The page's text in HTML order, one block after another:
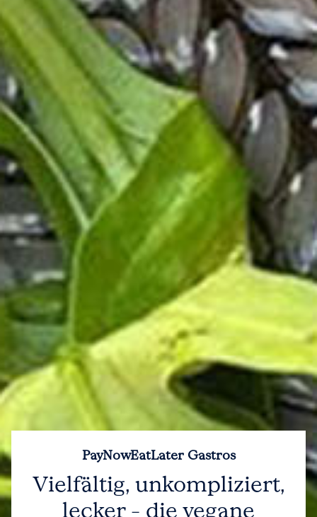
PayNowEatLater Gastros
Vielfältig, unkompliziert,
lecker – die vegane